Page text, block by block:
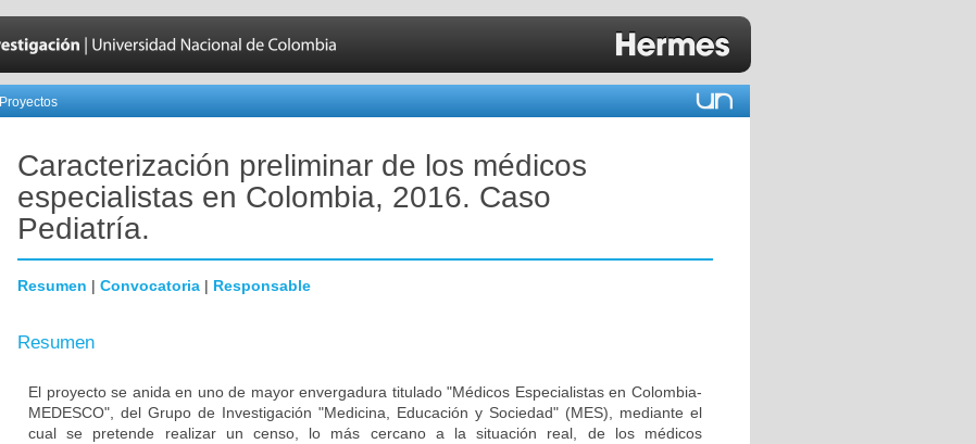
Proyectos
Caracterización preliminar de los médicos
especialistas en Colombia, 2016. Caso
Pediatría.
Resumen | Convocatoria | Responsable
Resumen
El proyecto se anida en uno de mayor envergadura titulado "Médicos Especialistas en Colombia-
MEDESCO", del Grupo de Investigación "Medicina, Educación y Sociedad" (MES), mediante el
cual se pretende realizar un censo, lo más cercano a la situación real, de los médicos